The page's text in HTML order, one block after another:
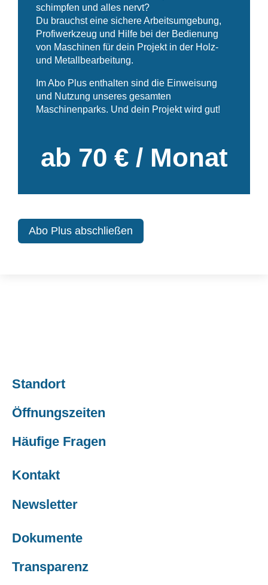
schimpfen und alles nervt?
Du brauchst eine sichere Arbeitsumgebung,
Profiwerkzeug und Hilfe bei der Bedienung
von Maschinen für dein Projekt in der Holz-
und Metallbearbeitung.
Im Abo Plus enthalten sind die Einweisung
und Nutzung unseres gesamten
Maschinenparks. Und dein Projekt wird gut!
ab 70 € / Monat
Abo Plus abschließen
Standort
Öffnungszeiten
Häufige Fragen
Kontakt
Newsletter
Dokumente
Transparenz